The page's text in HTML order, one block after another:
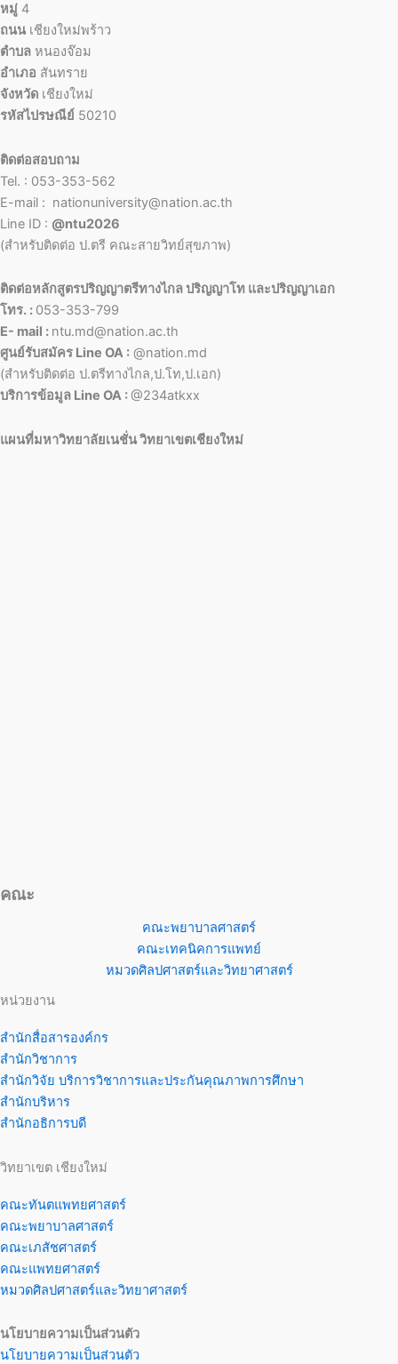
หมู่ 4
ถนน เชียงใหม่พร้าว
ตำบล หนองจ๊อม
อำเภอ สันทราย
จังหวัด เชียงใหม่
รหัสไปรษณีย์ 50210
ติดต่อสอบถาม
Tel. : 053-353-562
E-mail : nationuniversity@nation.ac.th
Line ID : @ntu2026
(สำหรับติดต่อ ป.ตรี คณะสายวิทย์สุขภาพ)
ติดต่อหลักสูตรปริญญาตรีทางไกล ปริญญาโท และปริญญาเอก
โทร. : 053-353-799
E- mail : ntu.md@nation.ac.th
ศูนย์รับสมัคร Line OA : @nation.md
(สำหรับติดต่อ ป.ตรีทางไกล,ป.โท,ป.เอก)
บริการข้อมูล Line OA :@234atkxx
แผนที่มหาวิทยาลัยเนชั่น วิทยาเขตเชียงใหม่
คณะ
คณะพยาบาลศาสตร์
คณะเทคนิคการแพทย์
หมวดศิลปศาสตร์และวิทยาศาสตร์
หน่วยงาน
สำนักสื่อสารองค์กร
สำนักวิชาการ
สำนักวิจัย บริการวิชาการและประกันคุณภาพการศึกษา
สำนักบริหาร
สำนักอธิการบดี
วิทยาเขต เชียงใหม่
คณะทันตแพทยศาสตร์
คณะพยาบาลศาสตร์
คณะเภสัชศาสตร์
คณะแพทยศาสตร์
หมวดศิลปศาสตร์และวิทยาศาสตร์
นโยบายความเป็นส่วนตัว
นโยบายความเป็นส่วนตัว